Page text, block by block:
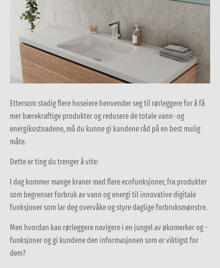
Ettersom stadig flere huseiere henvender seg til rørleggere for å få
mer bærekraftige produkter og redusere de totale vann- og
energikostnadene, må du kunne gi kundene råd på en best mulig
måte.
Dette er ting du trenger å vite:
I dag kommer mange kraner med flere ecofunksjoner, fra produkter
som begrenser forbruk av vann og energi til innovative digitale
funksjoner som lar deg overvåke og styre daglige forbruksmønstre.
Men hvordan kan rørleggere navigere i en jungel av økomerker og -
funksjoner og gi kundene den informasjonen som er viktigst for
dem?